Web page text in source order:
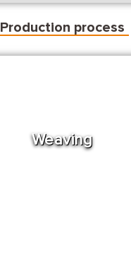
Production process
Weaving